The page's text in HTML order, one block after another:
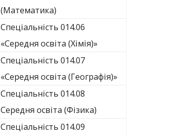
(Математика)
Спеціальність 014.06
«Середня освіта (Хімія)»
Спеціальність 014.07
«Середня освіта (Географія)»
Спеціальність 014.08
Середня освіта (Фізика)
Спеціальність 014.09